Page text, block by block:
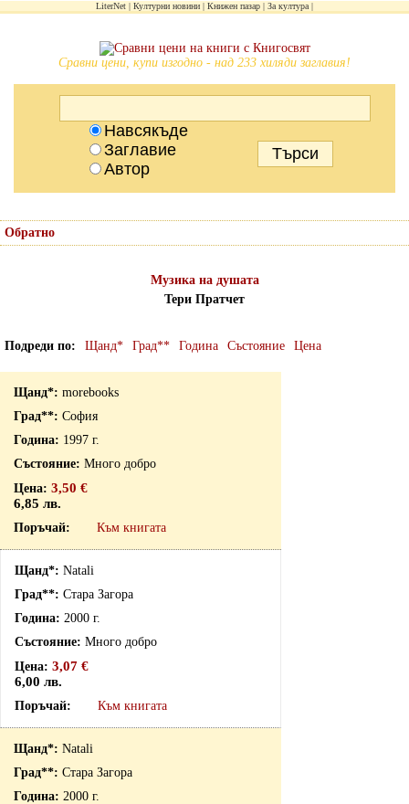
LiterNet Културни новини Книжен пазар За култура
Сравни цени, купи изгодно - над 233 хиляди заглавия!
Навсякъде
Заглавие
Автор
Обратно
Музика на душата
Тери Пратчет
Подреди по Щанд* Град** Година Състояние Цена
morebooks
София
1997 г.
Много добро
3,50 €
6,85 лв.
Към книгата
Natali
Стара Загора
2000 г.
Много добро
3,07 €
6,00 лв.
Към книгата
Natali
Стара Загора
2000 г.